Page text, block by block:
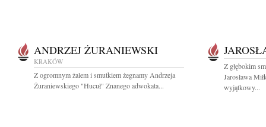
ANDRZEJ ŻURANIEWSKI
KRAKÓW
Z ogromnym żalem i smutkiem żegnamy Andrzeja
Żuraniewskiego "Hucuł" Znanego adwokata...
Z głębokim
Jarosława
wyjątkowy...